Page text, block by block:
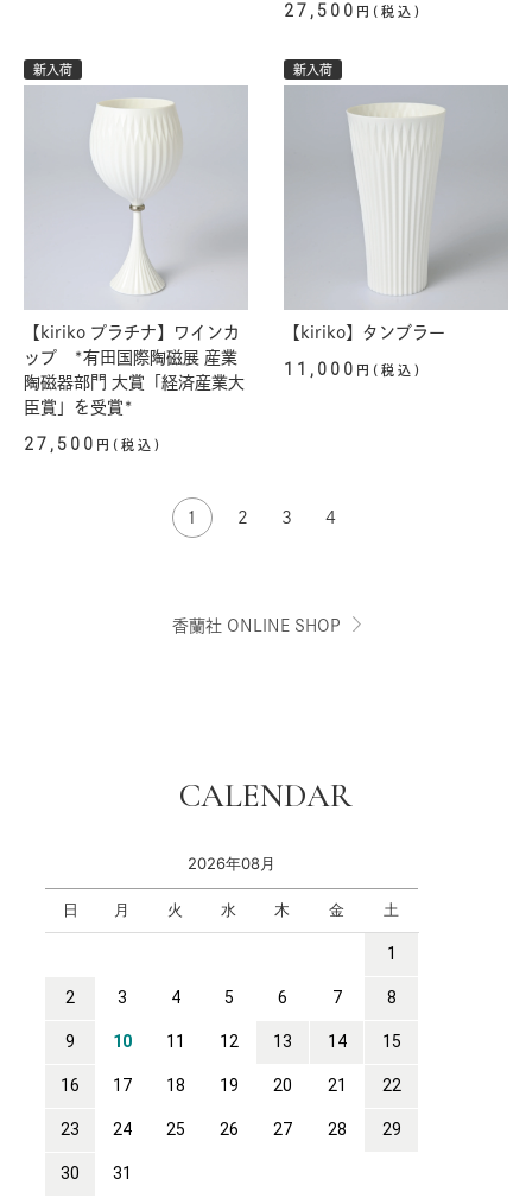
27,500 円(税込)
新入荷
【kiriko プラチナ】ワインカ
ップ *有田国際陶磁展 産業
陶磁器部門 大賞「経済産業大
臣賞」を受賞*
27,500 円(税込)
新入荷
【kiriko】タンブラー
11,000 円(税込)
1 2 3 4
香蘭社 ONLINE SHOP
CALENDAR